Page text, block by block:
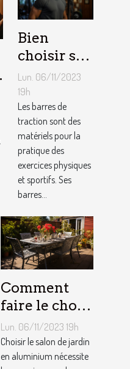
Bien
choisir sa
barre de
traction :
nos
conseils !
Lun. 06/11/2023
19h
Les barres de
traction sont des
matériels pour la
pratique des
exercices physiques
et sportifs. Ses
barres...
Comment
faire le choix
d’un salon de
jardin en
aluminium ?
Lun. 06/11/2023 19h
Choisir le salon de jardin
en aluminium nécessite